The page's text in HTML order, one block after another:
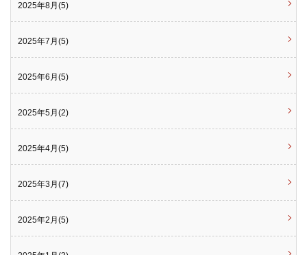
2025年8月(5)
2025年7月(5)
2025年6月(5)
2025年5月(2)
2025年4月(5)
2025年3月(7)
2025年2月(5)